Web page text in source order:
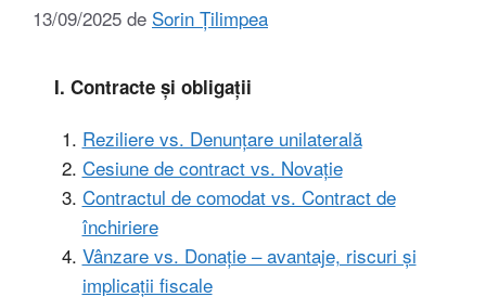
13/09/2025 de Sorin Țilimpea
I. Contracte și obligații
Reziliere vs. Denunțare unilaterală
Cesiune de contract vs. Novație
Contractul de comodat vs. Contract de
închiriere
Vânzare vs. Donație – avantaje, riscuri și
implicații fiscale